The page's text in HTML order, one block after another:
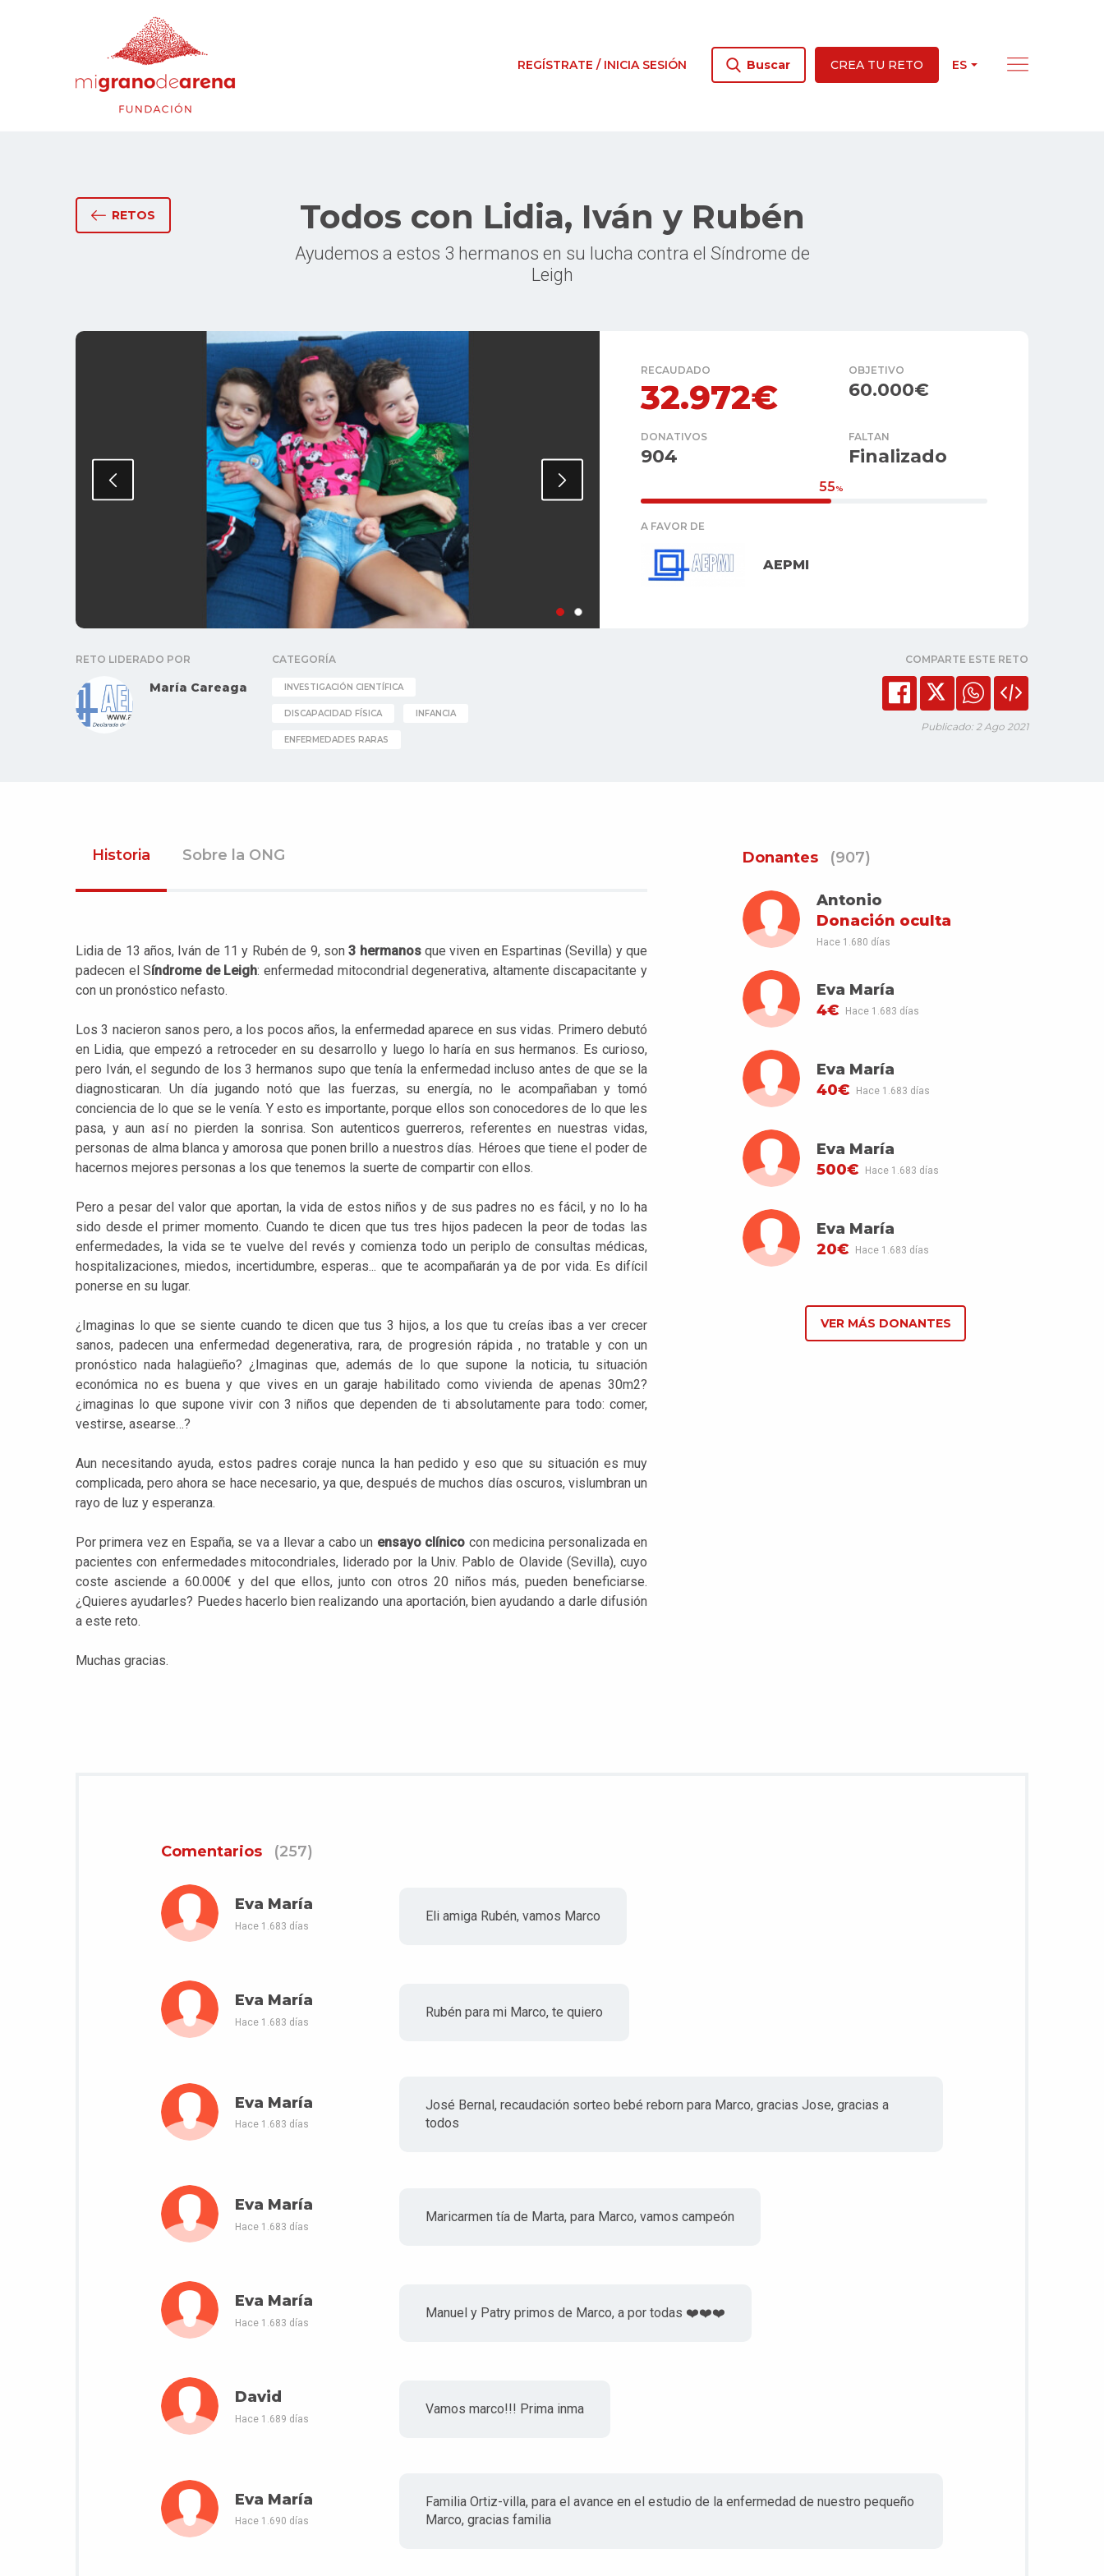
REGÍSTRATE / INICIA SESIÓN Buscar CREA TU RETO ES
RETOS Todos con Lidia, Iván y Rubén
Ayudemos a estos 3 hermanos en su lucha contra el Síndrome de
Leigh
RECAUDADO
32.972€
OBJETIVO
60.000€
DONATIVOS
904
FALTAN
Finalizado
55%
A FAVOR DE
AEPMI
RETO LIDERADO POR
María Careaga
CATEGORÍA
INVESTIGACIÓN CIENTÍFICA
DISCAPACIDAD FÍSICA INFANCIA
ENFERMEDADES RARAS
COMPARTE ESTE RETO
Publicado: 2 Ago 2021
Historia Sobre la ONG
Lidia de 13 años, Iván de 11 y Rubén de 9, son3 hermanosque viven en Espartinas (Sevilla) y que
padecen el Síndrome de Leigh: enfermedad mitocondrial degenerativa, altamente discapacitante y
con un pronóstico nefasto.
Los 3 nacieron sanos pero, a los pocos años, la enfermedad aparece en sus vidas. Primero debutó
en Lidia, que empezó a retroceder en su desarrollo y luego lo haría en sus hermanos. Es curioso,
pero Iván, el segundo de los 3 hermanos supo que tenía la enfermedad incluso antes de que se la
diagnosticaran. Un día jugando notó que las fuerzas, su energía, no le acompañaban y tomó
conciencia de lo que se le venía. Y esto es importante, porque ellos son conocedores de lo que les
pasa, y aun así no pierden la sonrisa. Son autenticos guerreros, referentes en nuestras vidas,
personas de alma blanca y amorosa que ponen brillo a nuestros días. Héroes que tiene el poder de
hacernos mejores personas a los que tenemos la suerte de compartir con ellos.
Pero a pesar del valor que aportan, la vida de estos niños y de sus padres no es fácil, y no lo ha
sido desde el primer momento. Cuando te dicen que tus tres hijos padecen la peor de todas las
enfermedades, la vida se te vuelve del revés y comienza todo un periplo de consultas médicas,
hospitalizaciones, miedos, incertidumbre, esperas... que te acompañarán ya de por vida. Es difícil
ponerse en su lugar.
¿Imaginas lo que se siente cuando te dicen que tus 3 hijos, a los que tu creías ibas a ver crecer
sanos, padecen una enfermedad degenerativa, rara, de progresión rápida , no tratable y con un
pronóstico nada halagüeño? ¿Imaginas que, además de lo que supone la noticia, tu situación
económica no es buena y que vives en un garaje habilitado como vivienda de apenas 30m2?
¿imaginas lo que supone vivir con 3 niños que dependen de ti absolutamente para todo: comer,
vestirse, asearse…?
Aun necesitando ayuda, estos padres coraje nunca la han pedido y eso que su situación es muy
complicada, pero ahora se hace necesario, ya que, después de muchos días oscuros, vislumbran un
rayo de luz y esperanza.
Por primera vez en España, se va a llevar a cabo un ensayo clínico con medicina personalizada en
pacientes con enfermedades mitocondriales, liderado por la Univ. Pablo de Olavide (Sevilla), cuyo
coste asciende a 60.000€ y del que ellos, junto con otros 20 niños más, pueden beneficiarse.
¿Quieres ayudarles? Puedes hacerlo bien realizando una aportación, bien ayudando a darle difusión
a este reto.
Muchas gracias.
Donantes (907)
Antonio
Donación oculta
Hace 1.680 días
Eva María
4€
Hace 1.683 días
Eva María
40€
Hace 1.683 días
Eva María
500€
Hace 1.683 días
Eva María
20€
Hace 1.683 días
VER MÁS DONANTES
Comentarios (257)
Eva María
Hace 1.683 días
Eli amiga Rubén, vamos Marco
Eva María
Hace 1.683 días
Rubén para mi Marco, te quiero
Eva María
Hace 1.683 días
José Bernal, recaudación sorteo bebé reborn para Marco, gracias Jose, gracias a
todos
Eva María
Hace 1.683 días
Maricarmen tía de Marta, para Marco, vamos campeón
Eva María
Hace 1.683 días
Manuel y Patry primos de Marco, a por todas ❤️❤️❤️
David
Hace 1.689 días
Vamos marco!!! Prima inma
Eva María
Hace 1.690 días
Familia Ortiz-villa, para el avance en el estudio de la enfermedad de nuestro pequeño
Marco, gracias familia